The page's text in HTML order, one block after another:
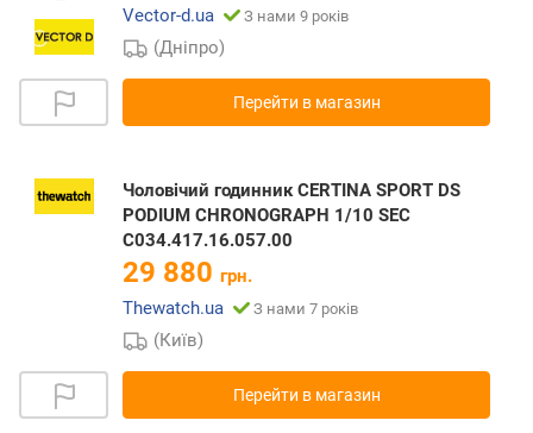
Vector-d.ua
З нами 9 років
(Дніпро)
Перейти в магазин
Чоловічий годинник CERTINA SPORT DS
PODIUM CHRONOGRAPH 1/10 SEC
C034.417.16.057.00
29 880 грн.
Thewatch.ua
З нами 7 років
(Київ)
Перейти в магазин